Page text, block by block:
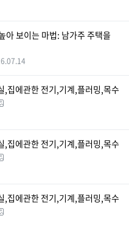
아 보이는 마법: 남가주 주택을
,집에관한 전기,기계,플러밍,목수
,집에관한 전기,기계,플러밍,목수
,집에관한 전기,기계,플러밍,목수